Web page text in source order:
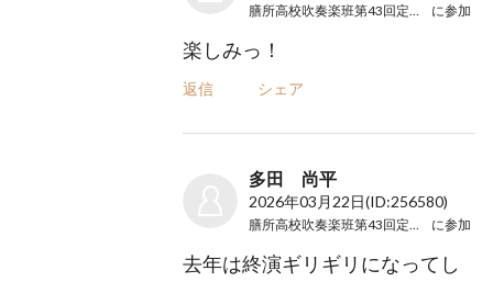
に参加
楽しみっ！
返信 シェア
多田 尚平
2026年03月22日(ID:256580)
に参加
去年は終演ギリギリになってし